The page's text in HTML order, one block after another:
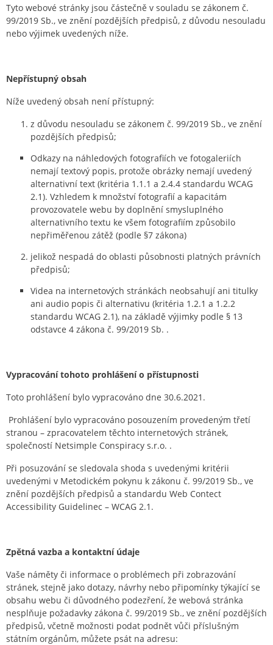
Tyto webové stránky jsou částečně v souladu se zákonem č.
99/2019 Sb., ve znění pozdějších předpisů, z důvodu nesouladu
nebo výjimek uvedených níže.
Nepřístupný obsah
Níže uvedený obsah není přístupný:
z důvodu nesouladu se zákonem č. 99/2019 Sb., ve znění
pozdějších předpisů;
Odkazy na náhledových fotografiích ve fotogaleriích
nemají textový popis, protože obrázky nemají uvedený
alternativní text (kritéria 1.1.1 a 2.4.4 standardu WCAG
2.1). Vzhledem k množství fotografií a kapacitám
provozovatele webu by doplnění smysluplného
alternativního textu ke všem fotografiím způsobilo
nepřiměřenou zátěž (podle §7 zákona)
jelikož nespadá do oblasti působnosti platných právních
předpisů;
Videa na internetových stránkách neobsahují ani titulky
ani audio popis či alternativu (kritéria 1.2.1 a 1.2.2
standardu WCAG 2.1), na základě výjimky podle § 13
odstavce 4 zákona č. 99/2019 Sb. .
Vypracování tohoto prohlášení o přístupnosti
Toto prohlášení bylo vypracováno dne 30.6.2021.
Prohlášení bylo vypracováno posouzením provedeným třetí
stranou – zpracovatelem těchto internetových stránek,
společností Netsimple Conspiracy s.r.o. .
Při posuzování se sledovala shoda s uvedenými kritérii
uvedenými v Metodickém pokynu k zákonu č. 99/2019 Sb., ve
znění pozdějších předpisů a standardu Web Contect
Accessibility Guidelinec – WCAG 2.1.
Zpětná vazba a kontaktní údaje
Vaše náměty či informace o problémech při zobrazování
stránek, stejně jako dotazy, návrhy nebo připomínky týkající se
obsahu webu či důvodného podezření, že webová stránka
nesplňuje požadavky zákona č. 99/2019 Sb., ve znění pozdějších
předpisů, včetně možnosti podat podnět vůči příslušným
státním orgánům, můžete psát na adresu: